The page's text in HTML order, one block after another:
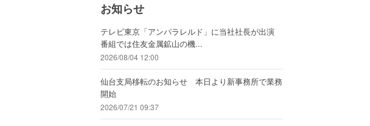
お知らせ
テレビ東京「アンパラレルド」に当社社長が出演
番組では住友金属鉱山の機...
2026/08/04 12:00
仙台支局移転のお知らせ 本日より新事務所で業務
開始
2026/07/21 09:37